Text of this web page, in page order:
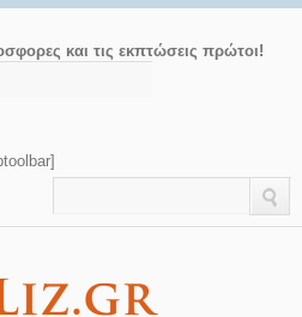
και τις εκπτώσεις πρώτοι!